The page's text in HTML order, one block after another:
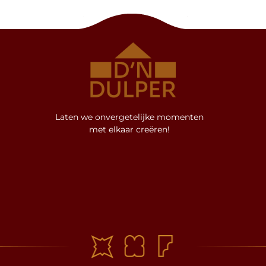
Laten we onvergetelijke momenten
met elkaar creëren!